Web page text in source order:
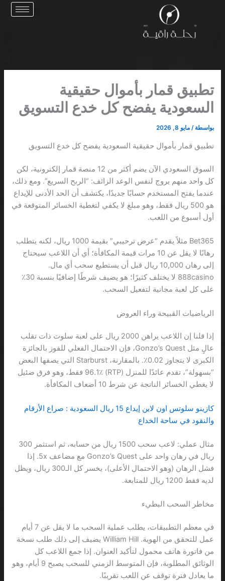
تطبيق قمار بأموال حقيقية
السعودية يفضح كل خدع التسويق
بواسطة /مايو 8, 2026
تطبيق قمار بأموال حقيقية السعودية يفضح كل خدع التسويق
السوق السعودي الآن يضم أكثر من 12 منصة قمار إلكترونية، لكن
كل واحد منهم يروج لنفس الوعد الزائف: “الربح السريع”. ومع ذلك،
عندما يفتح المستخدم حسابًا جديدًا، يكتشف أن الحد الأدنى للإيداع
هو 500 ريال فقط، وهو مبلغ لا يكفي لتغطية الخسائر المتوقعة في
أول أسبوع من اللعب.
Bet365 مثلاً يقدم “عرض ترحيبي” بقيمة 1000 ريال، لكنه يتطلب
رهانًا لا يقل عن 10 مرات قيمة المكافأة؛ أي أن اللاعب سيحتاج
إلى رهان 10,000 ريال قبل أن يستطيع سحب أي مال.
888casino لا يختلف كثيرًا؛ هو يضيف شرطًا إضافيًا بنسبة 30٪
على كل لعبة مجانية لتفعيل السحب.
الرياضيات القبيحة وراء العروض
إذا قلنا إن اللاعب يراهن 2000 ريال على لعبة سلوت ذات تقلب
عالٍ مثل Gonzo’s Quest، فإن الاحتمال الفعلي للفوز بالجائزة
الكبرى لا يتجاوز 0.02٪. بالمقارنة، Starburst التي يصفها البعض
“بسهولة”، تقدم عائدًا للمنزل (RTP) 96.1٪ فقط، وهو فرق ضئيل
لا يغطي الخسائر الناتجة عن شرط 10 أضعاف المكافأة.
كازينو سلوتس اون لاين إيداع 15 ريال السعودية : صراع الأرقام
والنقود في ساحة الخداع
مثال عملي: لاعب سحب 1500 ريال من حسابه، ثم استثمر 300
ريال في رهان واحد على Gonzo’s Quest مع مضاعف 5x. إذا
فشل الرهان (وهو الاحتمال الأعلى)، يخسر كل الـ300 ريال، ويظل
لديه فقط 1200 ريال للمتابعة.
مخاطر السحب البطيء
في معظم التطبيقات، يطلب عملية السحب ما لا يقل عن 7 أيام
عمل للتحقق من الهوية. William Hill يضيف إلى ذلك طلب نسخة
من فاتورة هاتف محمول لتأكيد العنوان. إذا جمع اللاعب كل
الوثائق المطلوبة، فإن المتوسط الزمني للسحب يصبح 9 أيام، وهو
ما يعادل فترة توقف عن اللعب تقريبًا.